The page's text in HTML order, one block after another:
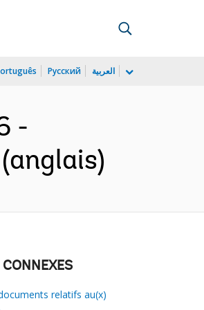
Русский العربية
-
relatifs au(x)